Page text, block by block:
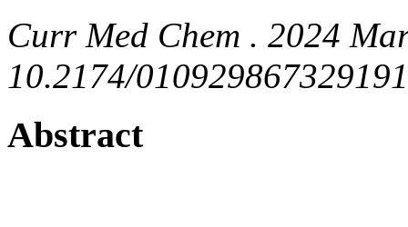
Curr Med Chem . 2024
10.2174/
Abstract